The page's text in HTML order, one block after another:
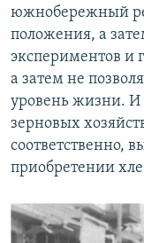
южнобережный
положения, а
экспериментов и
а затем не
уровень жизни. И
зерновых
соответственно,
приобретении